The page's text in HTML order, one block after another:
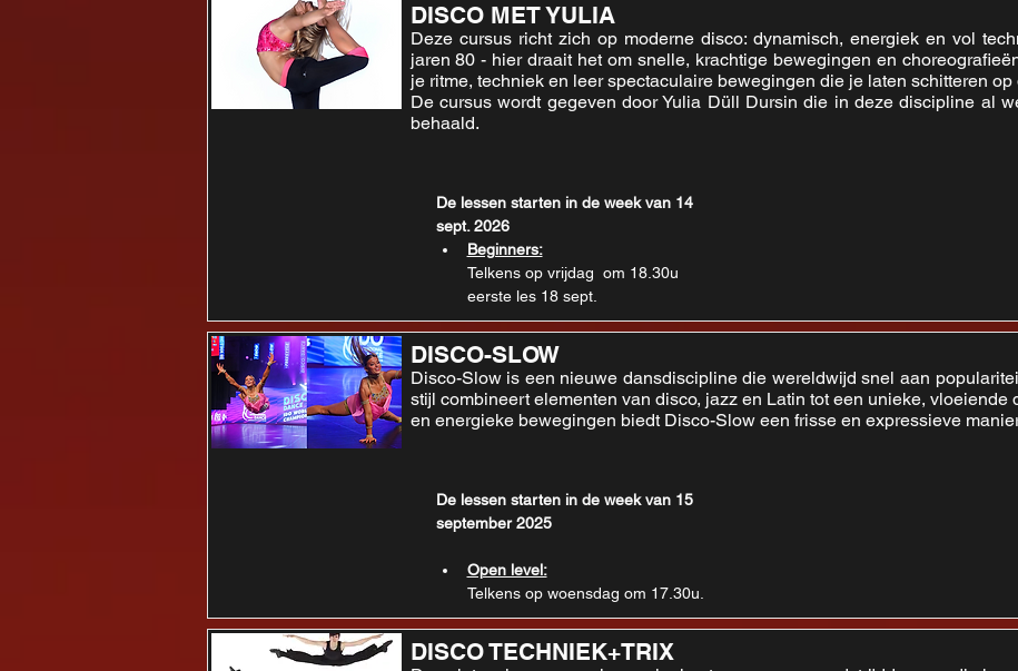
DISCO MET YULIA
Deze cursus richt zich op moderne disco: dynamisch, energiek en vol
jaren 80 - hier draait het om snelle, krachtige bewegingen en
je ritme, techniek en leer spectaculaire bewegingen die je laten schitteren op
De cursus wordt gegeven door Yulia Düll Dursin die in deze discipline al
behaald.
De lessen starten in de week van 14
sept. 2026
Beginners:
Telkens op vrijdag  om 18.30u
eerste les 18 sept.
DISCO-SLOW
Disco-Slow is een nieuwe dansdiscipline die wereldwijd snel aan
stijl combineert elementen van disco, jazz en Latin tot een unieke, vloeiende
en energieke bewegingen biedt Disco-Slow een frisse en expressieve
De lessen starten in de week van 15
september 2025
Open level:
Telkens op woensdag om 17.30u.
DISCO TECHNIEK+TRIX